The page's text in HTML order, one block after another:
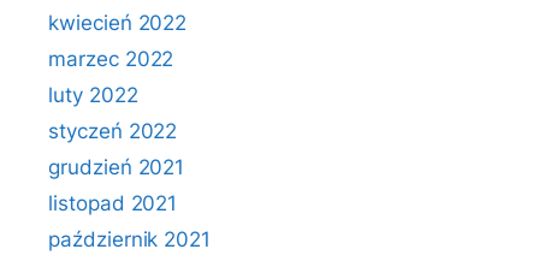
kwiecień 2022
marzec 2022
luty 2022
styczeń 2022
grudzień 2021
listopad 2021
październik 2021